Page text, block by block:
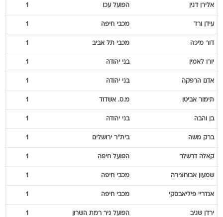
אלירן דנין הפועל עכו 1
עידן ורד מכבי חיפה 1
דור מיכה מכבי תל אביב 1
יורו לאמין בני יהודה 1
אדם הרפקה בני יהודה 1
תימור אביטן מ.ס. אשדוד 1
בן והבה בני יהודה 1
ברק משה בית"ר ירושלים 1
קאלה דרשלר הפועל חיפה 1
שמעון אבוחצירה מכבי חיפה 1
אנדריי פיליאבסקי מכבי חיפה 1
ירדן שגיב הפועל ניר רמת השרון 1